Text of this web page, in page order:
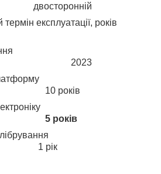
експлуатації, років
5 років